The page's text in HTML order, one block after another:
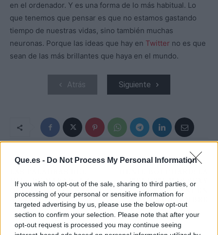
Que.es - Do Not Process My Personal Information
If you wish to opt-out of the sale, sharing to third parties, or
processing of your personal or sensitive information for
targeted advertising by us, please use the below opt-out
section to confirm your selection. Please note that after your
opt-out request is processed you may continue seeing
en el ordenador. Y es una forma de lo más habitual. Lo
que tenemos que pensar es que no estamos gastando
tiempo de nuestras vidas, sino también muchas
neuronas. Porque las ideas que hay en Twitter no es que
sean de las más brillantes que haya en el mundo.
Atrás Siguiente
ARTÍCULO ANTERIOR
HIJO DE MARADONA
QUE NO HAN GUSTADO
A MESSI
ARTÍCULO SIGUIENTE
TENISTA MÁS SEXY
POSA EN BIKINI EN